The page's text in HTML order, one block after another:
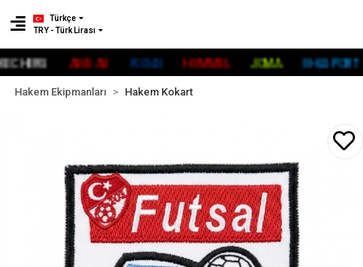
ADİDAS FOX40 HUMMEL JOMA UHLSPORT
Türkçe
TRY - Türk Lirası
Hakem Ekipmanları Hakem Kokart